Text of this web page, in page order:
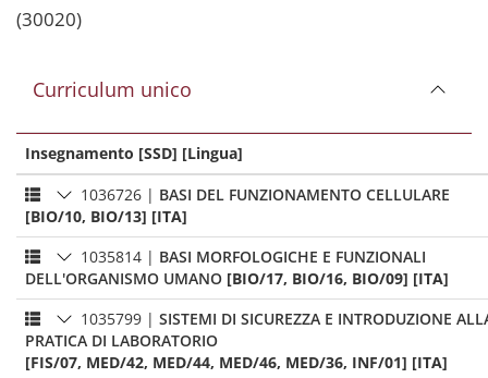
(30020)
Curriculum unico
Insegnamento [SSD] [Lingua]
1036726 | BASI DEL FUNZIONAMENTO CELLULARE
[BIO/10, BIO/13] [ITA]
1035814 | BASI MORFOLOGICHE E FUNZIONALI
DELL'ORGANISMO UMANO [BIO/17, BIO/16, BIO/09] [ITA]
1035799 | SISTEMI DI SICUREZZA E INTRODUZIONE
PRATICA DI LABORATORIO
[FIS/07, MED/42, MED/44, MED/46, MED/36, INF/01] [ITA]